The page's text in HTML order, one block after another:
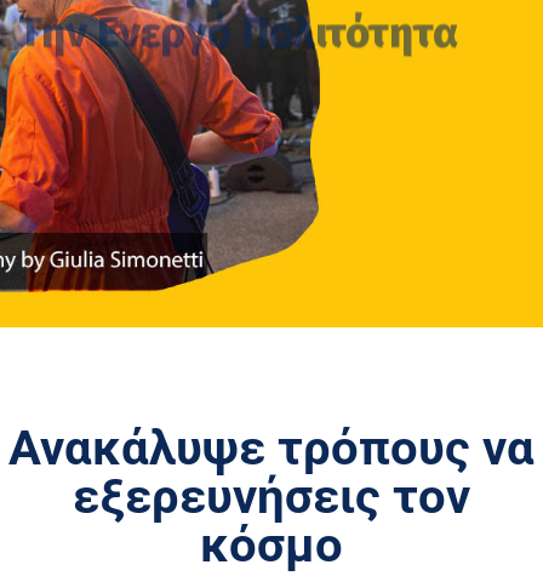
ΠΕΡΙΣΣΌΤΕΡΑ
Ανακάλυψε τρόπους να
εξερευνήσεις τον
κόσμο